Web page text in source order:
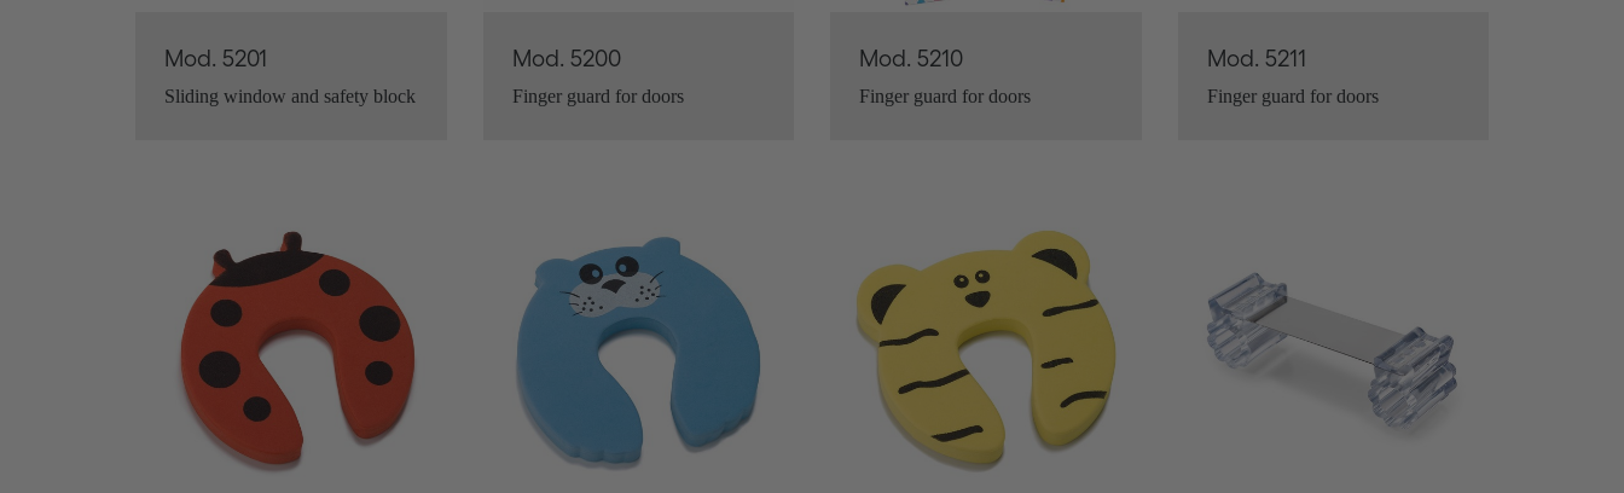
Mod. 5201
Sliding window and safety block
Mod. 5200
Finger guard for doors
Mod. 5210
Finger guard for doors
Mod. 5211
Finger guard for doors